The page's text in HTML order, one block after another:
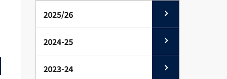
2025/26
2024-25
2023-24